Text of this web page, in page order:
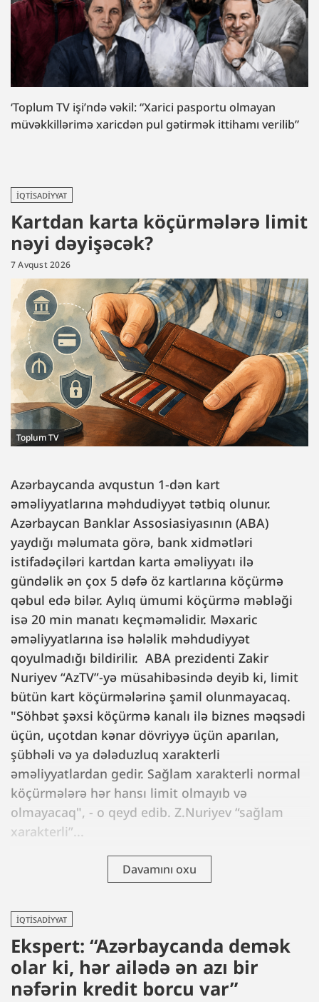
‘Toplum TV işi’ndə vəkil: “Xarici pasportu olmayan
müvəkkillərimə xaricdən pul gətirmək ittihamı verilib”
İQTISADIYYAT
Kartdan karta köçürmələrə limit
nəyi dəyişəcək?
7 Avqust 2026
Toplum TV
Azərbaycanda avqustun 1-dən kart
əməliyyatlarına məhdudiyyət tətbiq olunur.
Azərbaycan Banklar Assosiasiyasının (ABA)
yaydığı məlumata görə, bank xidmətləri
istifadəçiləri kartdan karta əməliyyatı ilə
gündəlik ən çox 5 dəfə öz kartlarına köçürmə
qəbul edə bilər. Aylıq ümumi köçürmə məbləği
isə 20 min manatı keçməməlidir. Məxaric
əməliyyatlarına isə hələlik məhdudiyyət
qoyulmadığı bildirilir. ABA prezidenti Zakir
Nuriyev “AzTV”-yə müsahibəsində deyib ki, limit
bütün kart köçürmələrinə şamil olunmayacaq.
"Söhbət şəxsi köçürmə kanalı ilə biznes məqsədi
üçün, uçotdan kənar dövriyyə üçün aparılan,
şübhəli və ya dələduzluq xarakterli
əməliyyatlardan gedir. Sağlam xarakterli normal
köçürmələrə hər hansı limit olmayıb və
olmayacaq", - o qeyd edib. Z.Nuriyev “sağlam
xarakterli”...
Davamını oxu
İQTISADIYYAT
Ekspert: “Azərbaycanda demək
olar ki, hər ailədə ən azı bir
nəfərin kredit borcu var”